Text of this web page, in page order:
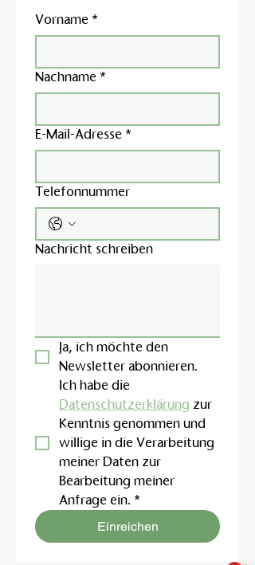
Vorname *
Nachname *
E-Mail-Adresse *
Telefonnummer
Nachricht schreiben
Ja, ich möchte den
Newsletter abonnieren.
Datenschutzerklärung zur
Kenntnis genommen und
willige in die Verarbeitung
meiner Daten zur
Bearbeitung meiner
Anfrage ein. *
Einreichen